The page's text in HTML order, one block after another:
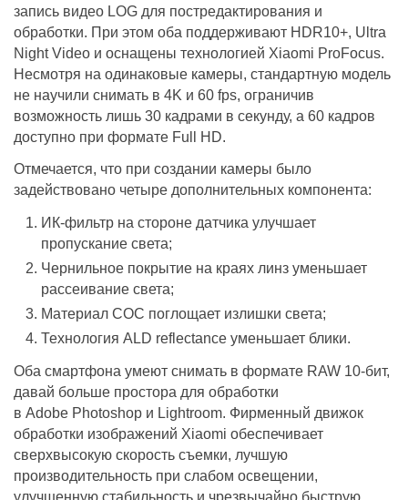
запись видео LOG для постредактирования и
обработки. При этом оба поддерживают HDR10+, Ultra
Night Video и оснащены технологией Xiaomi ProFocus.
Несмотря на одинаковые камеры, стандартную модель
не научили снимать в 4K и 60 fps, ограничив
возможность лишь 30 кадрами в секунду, а 60 кадров
доступно при формате Full HD.
Отмечается, что при создании камеры было
задействовано четыре дополнительных компонента:
ИК-фильтр на стороне датчика улучшает
пропускание света;
Чернильное покрытие на краях линз уменьшает
рассеивание света;
Материал COC поглощает излишки света;
Технология ALD reflectance уменьшает блики.
Оба смартфона умеют снимать в формате RAW 10-бит,
давай больше простора для обработки
в Adobe Photoshop и Lightroom. Фирменный движок
обработки изображений Xiaomi обеспечивает
сверхвысокую скорость съемки, лучшую
производительность при слабом освещении,